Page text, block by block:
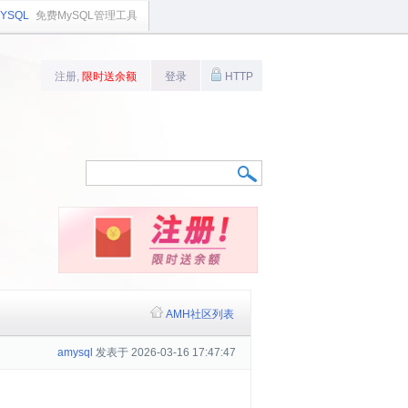
免费MySQL管理工具
注册, 限时送余额 登录 HTTP
AMH社区列表
amysql 发表于 2026-03-16 17:47:47